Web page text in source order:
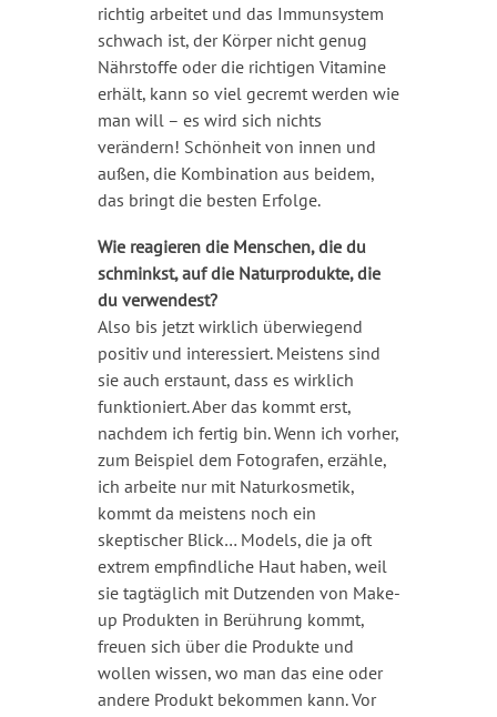
richtig arbeitet und das Immunsystem
schwach ist, der Körper nicht genug
Nährstoffe oder die richtigen Vitamine
erhält, kann so viel gecremt werden wie
man will – es wird sich nichts
verändern! Schönheit von innen und
außen, die Kombination aus beidem,
das bringt die besten Erfolge.
Wie reagieren die Menschen, die du
schminkst, auf die Naturprodukte, die
du verwendest?
Also bis jetzt wirklich überwiegend
positiv und interessiert. Meistens sind
sie auch erstaunt, dass es wirklich
funktioniert. Aber das kommt erst,
nachdem ich fertig bin. Wenn ich vorher,
zum Beispiel dem Fotografen, erzähle,
ich arbeite nur mit Naturkosmetik,
kommt da meistens noch ein
skeptischer Blick… Models, die ja oft
extrem empfindliche Haut haben, weil
sie tagtäglich mit Dutzenden von Make-
up Produkten in Berührung kommt,
freuen sich über die Produkte und
wollen wissen, wo man das eine oder
andere Produkt bekommen kann. Vor